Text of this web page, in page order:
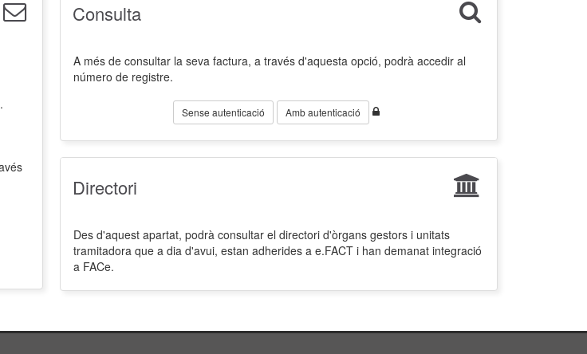
Consulta
A més de consultar la seva factura, a través d'aquesta opció, podrà accedir al
número de registre.
Sense autenticació Amb autenticació
Directori
Des d'aquest apartat, podrà consultar el directori d'òrgans gestors i unitats
tramitadora que a dia d'avui, estan adherides a e.FACT i han demanat integració
a FACe.